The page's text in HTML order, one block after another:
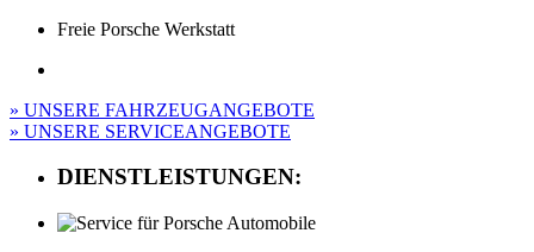
Freie Porsche Werkstatt
» UNSERE FAHRZEUGANGEBOTE
» UNSERE SERVICEANGEBOTE
DIENSTLEISTUNGEN: